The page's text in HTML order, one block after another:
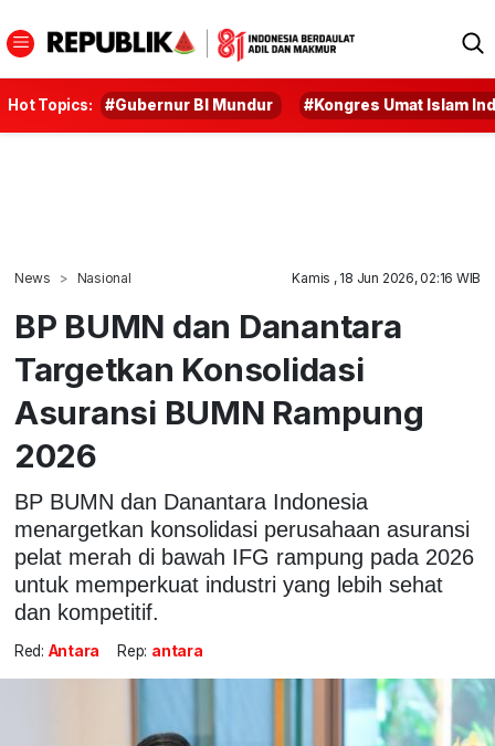
Hot Topics: #Gubernur BI Mundur #Kongres Umat Islam
News Nasional Kamis , 18 Jun 2026, 02:16 WIB
BP BUMN dan Danantara
Targetkan Konsolidasi
Asuransi BUMN Rampung
2026
BP BUMN dan Danantara Indonesia
menargetkan konsolidasi perusahaan asuransi
pelat merah di bawah IFG rampung pada 2026
untuk memperkuat industri yang lebih sehat
dan kompetitif.
Red: Antara Rep: antara